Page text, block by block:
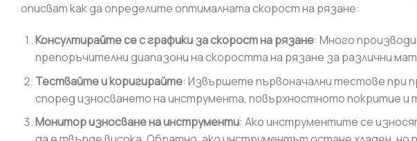
описват как да определите оптималната скорост на рязане:
Консултирайте се с графики за скорост на рязане: Много
препоръчителни диапазони на скоростта на рязане за различни
Тествайте и коригирайте: Извършете първоначални тестове при
според износването на инструмента, повърхностното покритие
Монитор износване на инструменти: Ако инструментите се